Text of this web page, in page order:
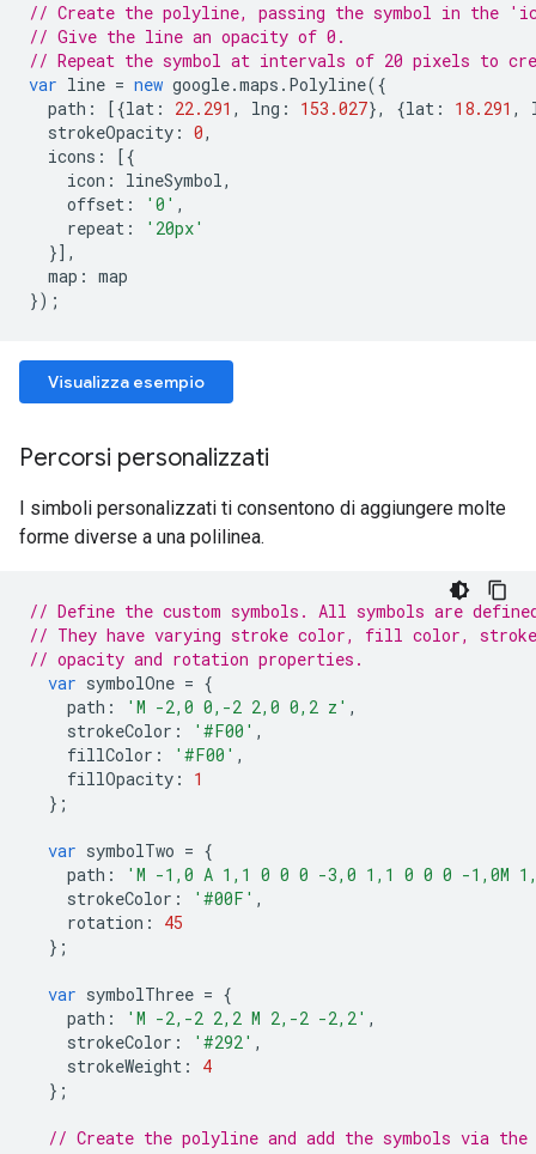
// Create the polyline, passing the symbol in the
// Give the line an opacity of 0.
// Repeat the symbol at intervals of 20 pixels to
var line = new google.maps . Polyline({
path : [{lat : 22.291 , lng : 153.027}, {lat : 18.291 ,
strokeOpacity : 0,
icons :
[{
icon : lineSymbol,
offset : '0' ,
repeat :
'20px'
}],
map : map
});
Visualizza esempio
Percorsi personalizzati
I simboli personalizzati ti consentono di aggiungere molte
forme diverse a una polilinea.
// Define the custom symbols. All symbols are
// They have varying stroke color, fill color,
// opacity and rotation properties.
var symbolOne = {
path : 'M -2,0 0,-2 2,0 0,2 z' ,
strokeColor : '#F00' ,
fillColor : '#F00' ,
fillOpacity :
1
};
var symbolTwo = {
path :
'M -1,0 A 1,1 0 0 0 -3,0 1,1 0 0 0 -1,0M
strokeColor : '#00F' ,
rotation :
45
};
var symbolThree = {
path : 'M -2,-2 2,2 M 2,-2 -2,2' ,
strokeColor : '#292' ,
strokeWeight :
4
};
// Create the polyline and add the symbols via